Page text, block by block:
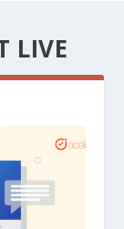
LIVE